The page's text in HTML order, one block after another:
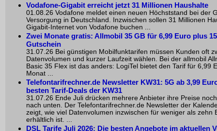
Vodafone-Gigabit erreicht jetzt 31 Millionen Haushalte
01.08.26 Vodafone meldet einen neuen Höchststand bei der
Versorgung in Deutschland. Inzwischen sollen 31 Millionen
Gigabit-Internet von Vodafone buchen ...
Zwei Monate gratis: Allmobil 35 GB für 6,99 Euro plus
Gutschein
31.07.26 Bei günstigen Mobilfunktarifen müssen Kunden oft
Datenvolumen und kurzer Laufzeit wählen. Bei der allmobil
Basic 35 Flex ist das anders: LogiTel bietet den Tarif für 6,99
Monat ...
Telefontarifrechner.de Newsletter KW31: 5G ab 3,99
besten Tarif-Deals der KW31
31.07.26 Ende Juli drücken mehrere Anbieter ihre Preise
nach unten. Der Telefontarifrechner.de Newsletter der
zeigt, wie viel Datenvolumen inzwischen für weniger als zehn
erhältlich ist. ...
DSL Tarife Juli 2026: Die besten Angebote im aktuellen